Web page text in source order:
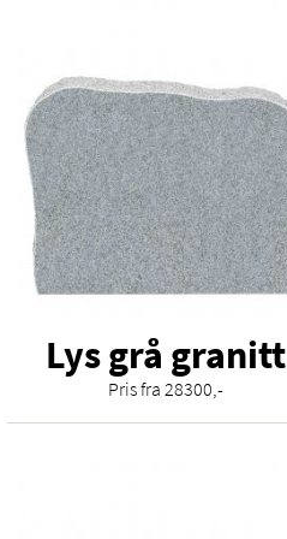
Lys grå granitt
Pris fra 28300,-